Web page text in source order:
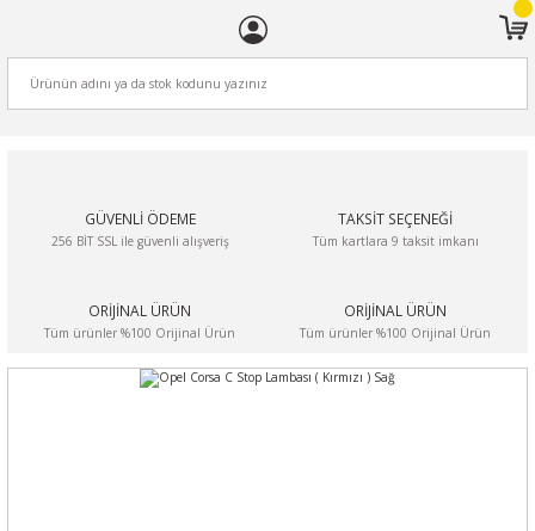
GÜVENLİ ÖDEME
256 BİT SSL ile güvenli alışveriş
TAKSİT SEÇENEĞİ
Tüm kartlara 9 taksit imkanı
ORİJİNAL ÜRÜN
Tüm ürünler %100 Orijinal Ürün
ORİJİNAL ÜRÜN
Tüm ürünler %100 Orijinal Ürün